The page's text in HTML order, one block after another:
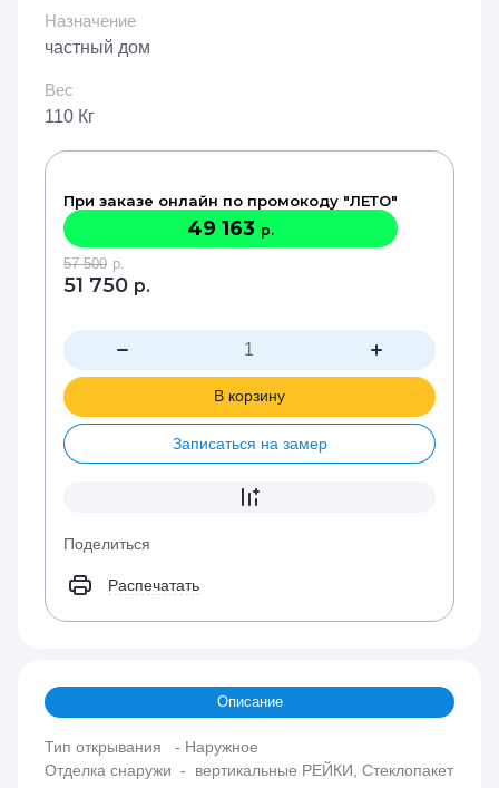
Назначение
частный дом
Вес
110 Кг
При заказе онлайн по промокоду "ЛЕТО"
49 163 р.
57 500 р.
51 750 р.
В корзину
Записаться на замер
Поделиться
Распечатать
Описание
Тип открывания - Наружное
Отделка снаружи - вертикальные РЕЙКИ, Стеклопакет